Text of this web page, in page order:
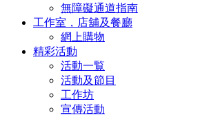
無障礙通道指南
工作室，店舖及餐廳
網上購物
精彩活動
活動一覧
活動及節目
工作坊
宣傳活動